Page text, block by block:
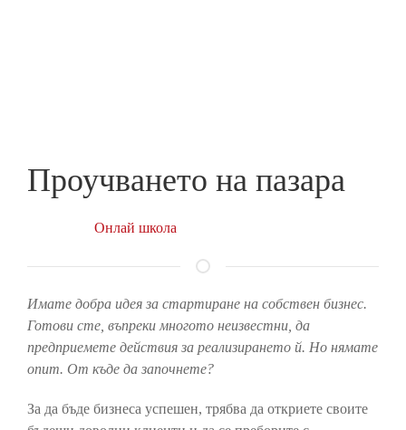
Проучването на пазара
Онлай школа
Имате добра идея за стартиране на собствен бизнес.
Готови сте, въпреки многото неизвестни, да
предприемете действия за реализирането й. Но нямате
опит. От къде да започнете?
За да бъде бизнеса успешен, трябва да откриете своите